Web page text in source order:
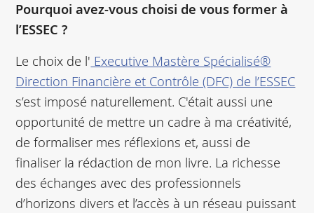
Pourquoi avez-vous choisi de vous former à
l’ESSEC ?
Le choix de l' Executive Mastère Spécialisé®
Direction Financière et Contrôle (DFC) de l’ESSEC
s’est imposé naturellement. C'était aussi une
opportunité de mettre un cadre à ma créativité,
de formaliser mes réflexions et, aussi de
finaliser la rédaction de mon livre. La richesse
des échanges avec des professionnels
d’horizons divers et l’accès à un réseau puissant